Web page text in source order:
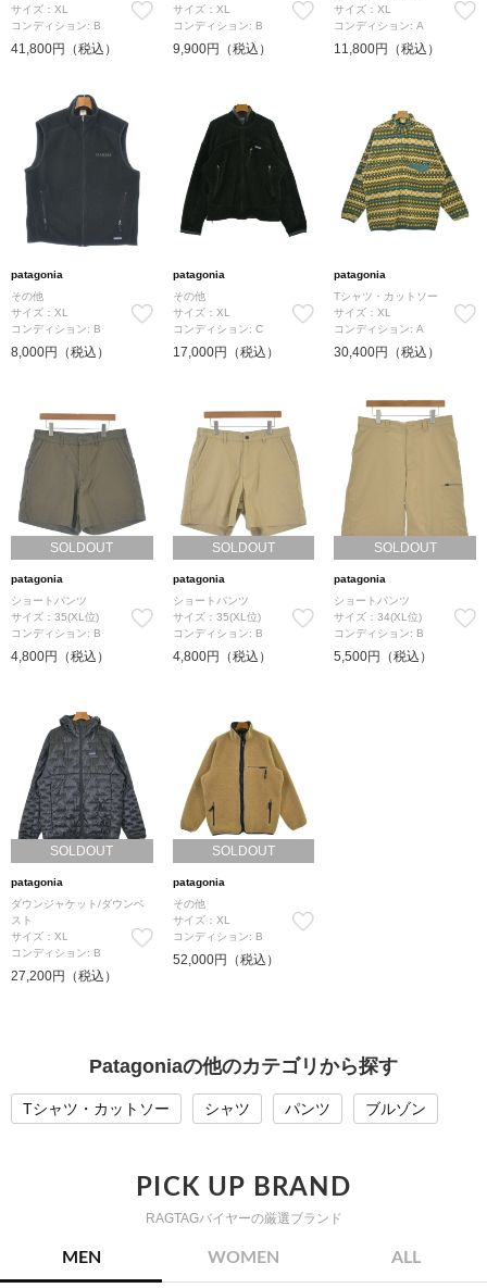
サイズ：XL
コンディション: B
41,800円（税込）
サイズ：XL
コンディション: B
9,900円（税込）
サイズ：XL
コンディション: A
11,800円（税込）
patagonia
その他
サイズ：XL
コンディション: B
8,000円（税込）
patagonia
その他
サイズ：XL
コンディション: C
17,000円（税込）
patagonia
Tシャツ・カットソー
サイズ：XL
コンディション: A
30,400円（税込）
SOLDOUT
patagonia
ショートパンツ
サイズ：35(XL位)
コンディション: B
4,800円（税込）
SOLDOUT
patagonia
ショートパンツ
サイズ：35(XL位)
コンディション: B
4,800円（税込）
SOLDOUT
patagonia
ショートパンツ
サイズ：34(XL位)
コンディション: B
5,500円（税込）
SOLDOUT
patagonia
ダウンジャケット/ダウンベ
スト
サイズ：XL
コンディション: B
27,200円（税込）
SOLDOUT
patagonia
その他
サイズ：XL
コンディション: B
52,000円（税込）
Patagoniaの他のカテゴリから探す
Tシャツ・カットソー シャツ パンツ ブルゾン
PICK UP BRAND
RAGTAGバイヤーの厳選ブランド
MEN WOMEN ALL